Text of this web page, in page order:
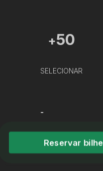
+50
SELECIONAR
-
Reservar